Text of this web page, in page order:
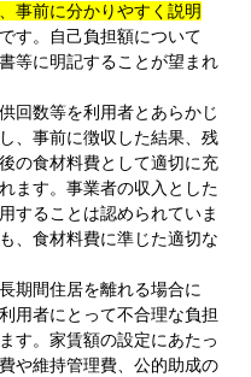
事前に分かりやすく説明
です。自己負担額について
等に明記することが望まれ
回数等を利用者とあらかじ
、事前に徴収した結果、残
の食材料費として適切に充
ます。事業者の収入とした
することは認められていま
、食材料費に準じた適切な
期間住居を離れる場合に
用者にとって不合理な負担
す。家賃額の設定にあたっ
や維持管理費、公的助成の